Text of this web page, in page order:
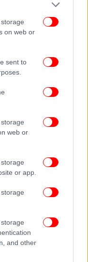
on web or
sent to
web or
or app.
and other
Δευτέρα
στο Νοσοκομείο
μετά τις ιατρικές
διαπιστώθηκε
να
ημέρα
η μεταφορά
πληροφοριών, η
ξυλοδαρμού από
Τσακωθήκαμε για
ότι θα πάει
Πήγα να τη βρω
θα συμβεί όλο
κλωτσιά, δεν το
και έπεσε